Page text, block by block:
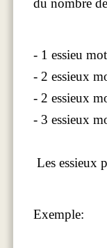
du nombre
- 1 essieu
- 2 essieux
- 2 essieux
- 3 essieux
Les essieux
Exemple: